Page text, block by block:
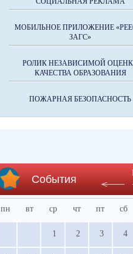
МОБИЛЬНОЕ ПРИЛОЖЕНИЕ
ЗАГС»
РОЛИК НЕЗАВИСИМОЙ
КАЧЕСТВА ОБРАЗОВАНИЯ
ПОЖАРНАЯ БЕЗОПАСНОСТЬ
События
пн вт ср чт пт сб
1 2 3 4